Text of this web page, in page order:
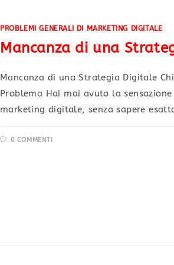
PROBLEMI GENERALI DI MARKETING DIGITALE
Mancanza di una
Mancanza di una Strategia Digitale
Problema Hai mai avuto la
marketing digitale, senza sapere
0 COMMENTI